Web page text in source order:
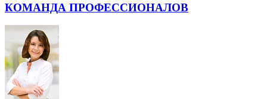
КОМАНДА ПРОФЕССИОНАЛОВ